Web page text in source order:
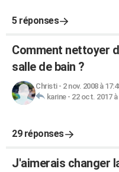
5 réponses
Comment nettoyer
salle de bain ?
Christi- 2 nov. 2008 à
karine- 22 oct. 2017 à
29 réponses
J'aimerais changer